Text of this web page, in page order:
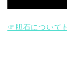
☞胆石について